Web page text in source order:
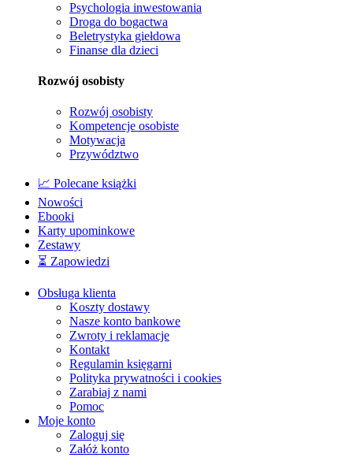
Psychologia inwestowania
Droga do bogactwa
Beletrystyka giełdowa
Finanse dla dzieci
Rozwój osobisty
Rozwój osobisty
Kompetencje osobiste
Motywacja
Przywództwo
📈 Polecane książki
Nowości
Ebooki
Karty upominkowe
Zestawy
⏳ Zapowiedzi
Obsługa klienta
Koszty dostawy
Nasze konto bankowe
Zwroty i reklamacje
Kontakt
Regulamin księgarni
Polityka prywatności i cookies
Zarabiaj z nami
Pomoc
Moje konto
Zaloguj się
Załóż konto